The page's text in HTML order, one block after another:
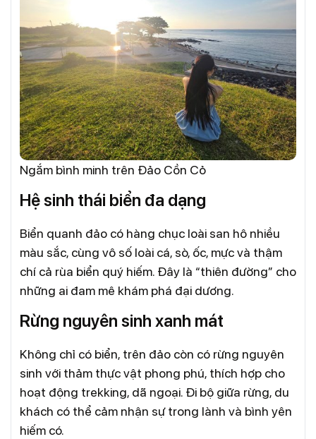
Ngắm bình minh trên Đảo Cồn Cỏ
Hệ sinh thái biển đa dạng
Biển quanh đảo có hàng chục loài san hô nhiều
màu sắc, cùng vô số loài cá, sò, ốc, mực và thậm
chí cả rùa biển quý hiếm. Đây là “thiên đường” cho
những ai đam mê khám phá đại dương.
Rừng nguyên sinh xanh mát
Không chỉ có biển, trên đảo còn có rừng nguyên
sinh với thảm thực vật phong phú, thích hợp cho
hoạt động trekking, dã ngoại. Đi bộ giữa rừng, du
khách có thể cảm nhận sự trong lành và bình yên
hiếm có.